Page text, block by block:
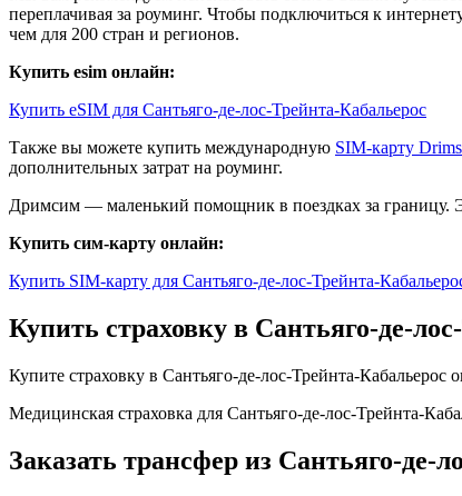
переплачивая за роуминг. Чтобы подключиться к
чем для 200 стран и регионов.
Купить esim онлайн:
Купить eSIM для Сантьяго-де-лос-Трейнта-Кабальерос
Также вы можете купить международную SIM-карту
дополнительных затрат на роуминг.
Дримсим — маленький помощник в поездках за границу.
Купить сим-карту онлайн:
Купить SIM-карту для Сантьяго-де-лос-Трейнта-
Купить страховку в Сантьяго-де-
Купите страховку в Сантьяго-де-лос-Трейнта-
Медицинская страховка для Сантьяго-де-лос-Трейнта-
Заказать трансфер из Сантьяго-де-